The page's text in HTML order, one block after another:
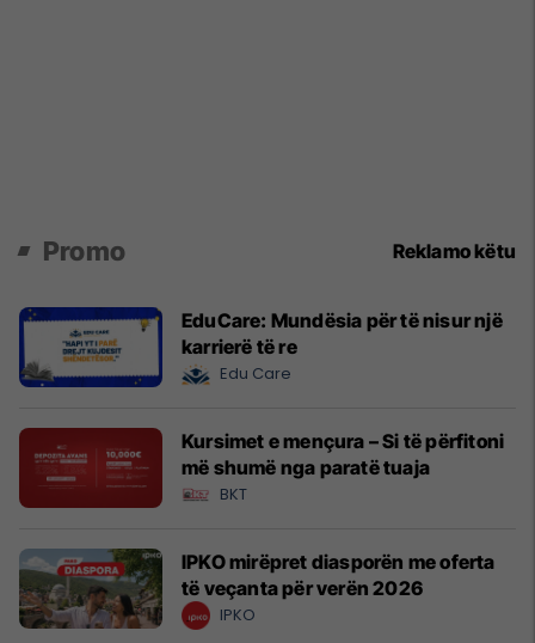
Promo Reklamo këtu
EduCare: Mundësia për të nisur një
karrierë të re
Edu Care
Kursimet e mençura – Si të përfitoni
më shumë nga paratë tuaja
BKT
IPKO mirëpret diasporën me oferta
të veçanta për verën 2026
IPKO